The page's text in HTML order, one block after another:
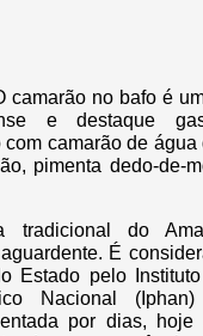
camarão no bafo é
e destaque
com camarão de
pimenta dedo-de-
tradicional do
É
Estado pelo
Nacional
por dias,